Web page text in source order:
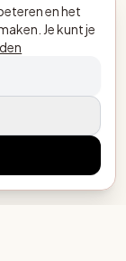
en het
Je kunt je